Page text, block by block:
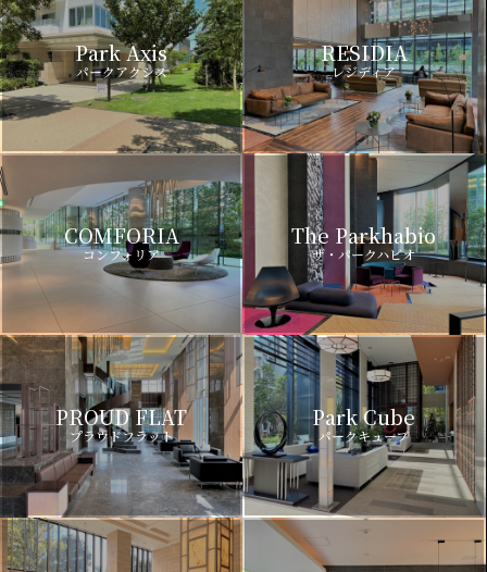
Park Axis
パークアクシス
RESIDIA
レジディア
COMFORIA
コンフォリア
The Parkhabio
ザ・パークハビオ
PROUD FLAT
プラウドフラット
Park Cube
パークキューブ